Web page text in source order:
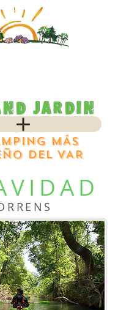
MÁS
DEL VAR